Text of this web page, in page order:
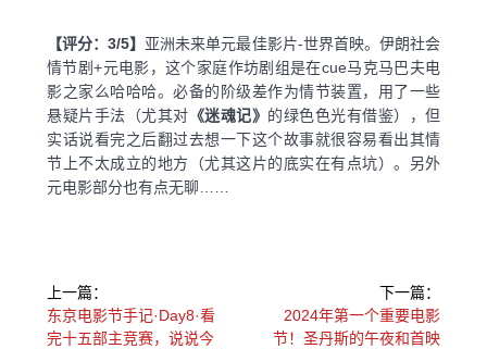
【评分：3/5】 亚洲未来单元最佳影片-世界首映。伊朗社会
情节剧+元电影，这个家庭作坊剧组是在cue马克马巴夫电
影之家么哈哈哈。必备的阶级差作为情节装置，用了一些
悬疑片手法（尤其对 《迷魂记》 的绿色色光有借鉴），但
实话说看完之后翻过去想一下这个故事就很容易看出其情
节上不太成立的地方（尤其这片的底实在有点坑）。另外
元电影部分也有点无聊……
章
上一篇：
上
一
东京电影节手记·Day8·看
完十五部主竞赛，说说今
下一篇：
下
一
2024年第一个重要电影
节！圣丹斯的午夜和首映